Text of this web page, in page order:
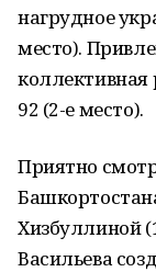
нагрудное
место).
коллективная
92 (2-е место).
Приятно
Хизбуллиной
Васильева